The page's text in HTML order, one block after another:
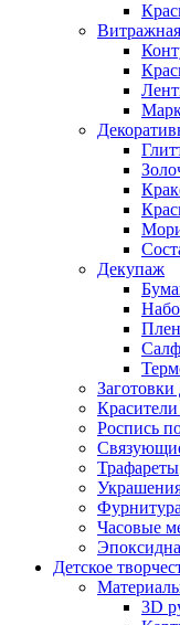
Декупаж
Заготовки
Роспись
Трафареты
Часовые
Детское
3D